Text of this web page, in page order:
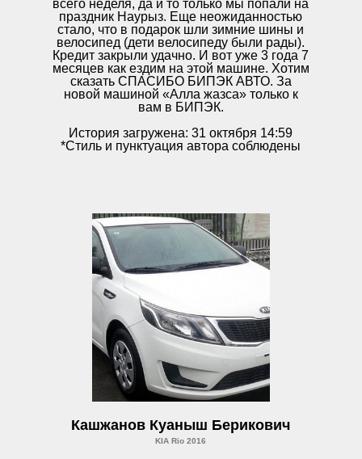
всего неделя, да и то только мы попали на
праздник Наурыз. Еще неожиданностью
стало, что в подарок шли зимние шины и
велосипед (дети велосипеду были рады).
Кредит закрыли удачно. И вот уже 3 года 7
месяцев как ездим на этой машине. Хотим
сказать СПАСИБО БИПЭК АВТО. За
новой машиной «Алла жазса» только к
вам в БИПЭК.
История загружена: 31 октября 14:59
*Стиль и пунктуация автора соблюдены
Кашжанов Куаныш Берикович
KIA Rio 2016